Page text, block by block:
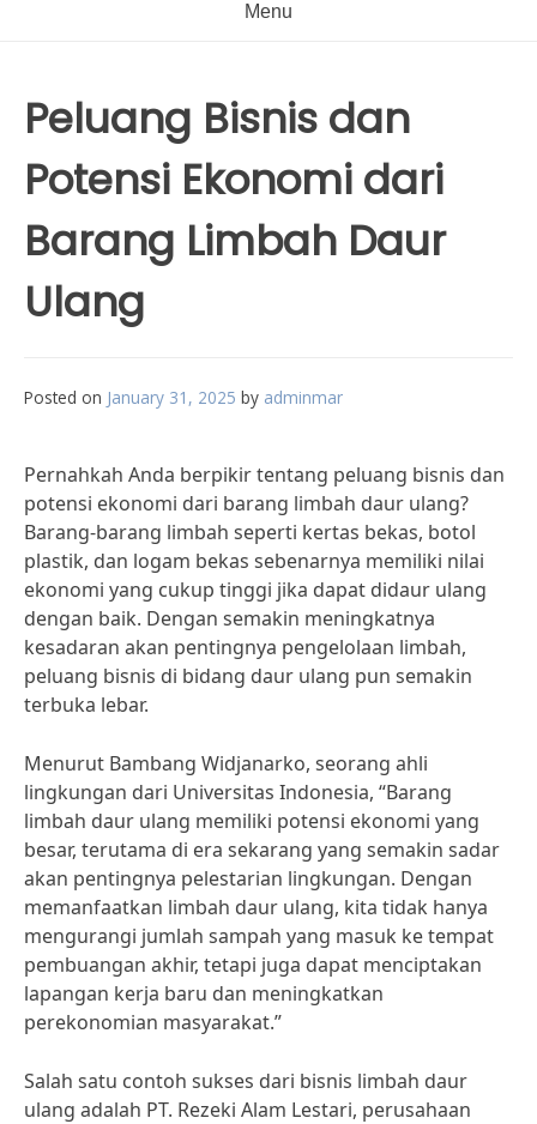
Menu
Peluang Bisnis dan
Potensi Ekonomi dari
Barang Limbah Daur
Ulang
Posted on January 31, 2025 by adminmar
Pernahkah Anda berpikir tentang peluang bisnis dan
potensi ekonomi dari barang limbah daur ulang?
Barang-barang limbah seperti kertas bekas, botol
plastik, dan logam bekas sebenarnya memiliki nilai
ekonomi yang cukup tinggi jika dapat didaur ulang
dengan baik. Dengan semakin meningkatnya
kesadaran akan pentingnya pengelolaan limbah,
peluang bisnis di bidang daur ulang pun semakin
terbuka lebar.
Menurut Bambang Widjanarko, seorang ahli
lingkungan dari Universitas Indonesia, “Barang
limbah daur ulang memiliki potensi ekonomi yang
besar, terutama di era sekarang yang semakin sadar
akan pentingnya pelestarian lingkungan. Dengan
memanfaatkan limbah daur ulang, kita tidak hanya
mengurangi jumlah sampah yang masuk ke tempat
pembuangan akhir, tetapi juga dapat menciptakan
lapangan kerja baru dan meningkatkan
perekonomian masyarakat.”
Salah satu contoh sukses dari bisnis limbah daur
ulang adalah PT. Rezeki Alam Lestari, perusahaan